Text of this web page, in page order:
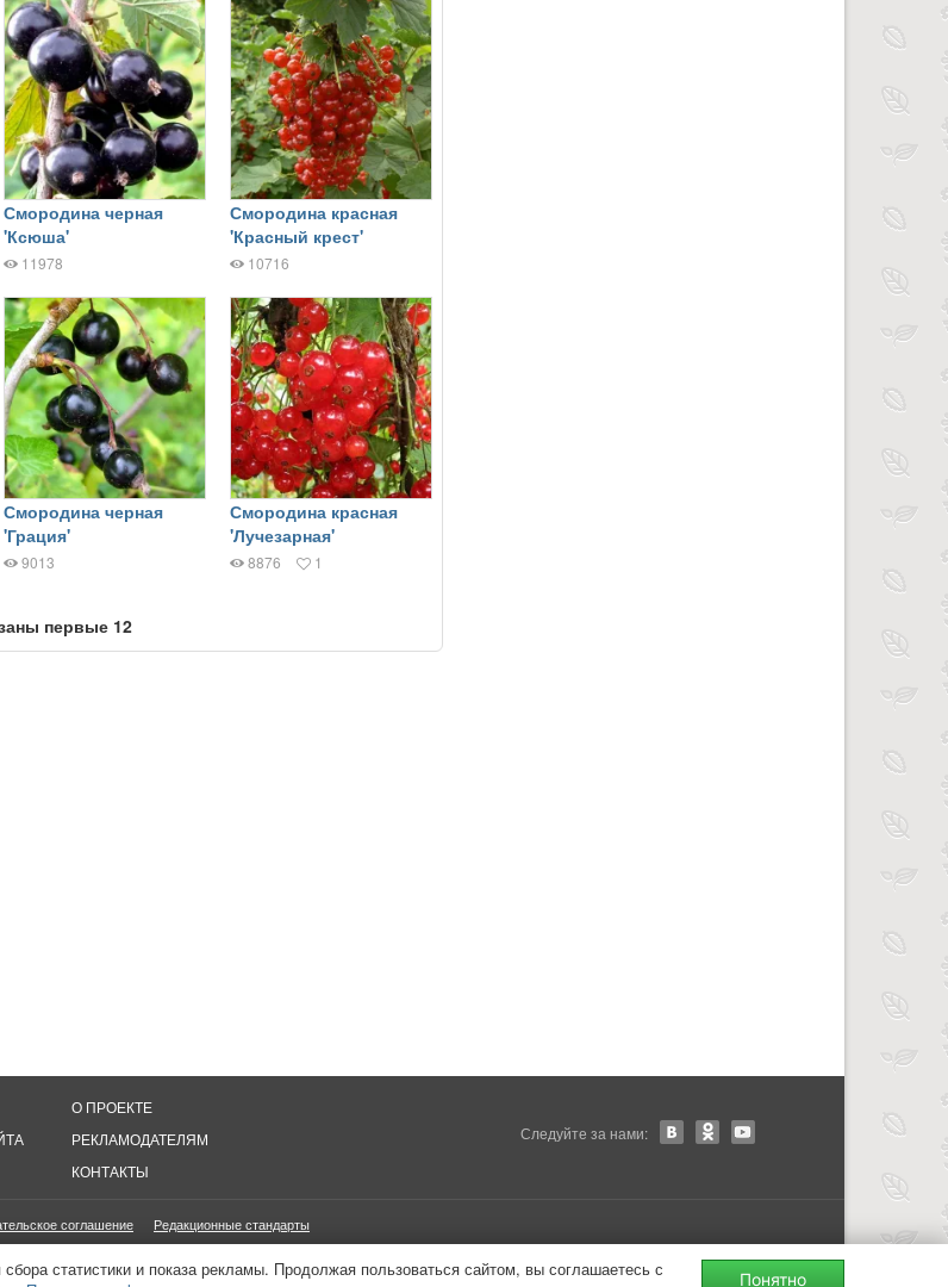
Смородина черная
'Ксюша'
11978
Смородина красная
'Красный крест'
10716
Смородина черная
'Грация'
9013
Смородина красная
'Лучезарная'
8876 1
первые 12
О ПРОЕКТЕ
РЕКЛАМОДАТЕЛЯМ
КОНТАКТЫ
Следуйте за нами:
соглашение
Редакционные стандарты
статистики и показа рекламы. Продолжая пользоваться сайтом, вы соглашаетесь с
Понятно